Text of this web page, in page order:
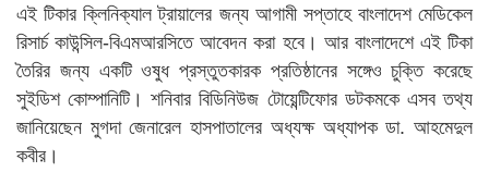
এই টিকার ক্লিনিক্যাল ট্রায়ালের জন্য আগামী সপ্তাহে বাংলাদেশ মেডিকেল
রিসার্চ কাউন্সিল-বিএমআরসিতে আবেদন করা হবে। আর বাংলাদেশে এই টিকা
তৈরির জন্য একটি ওষুধ প্রস্তুতকারক প্রতিষ্ঠানের সঙ্গেও চুক্তি করেছে
সুইডিশ কোম্পানিটি। শনিবার বিডিনিউজ টোয়েন্টিফোর ডটকমকে এসব তথ্য
জানিয়েছেন মুগদা জেনারেল হাসপাতালের অধ্যক্ষ অধ্যাপক ডা. আহমেদুল
কবীর।